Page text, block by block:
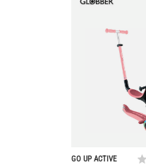
GO UP ACTIVE